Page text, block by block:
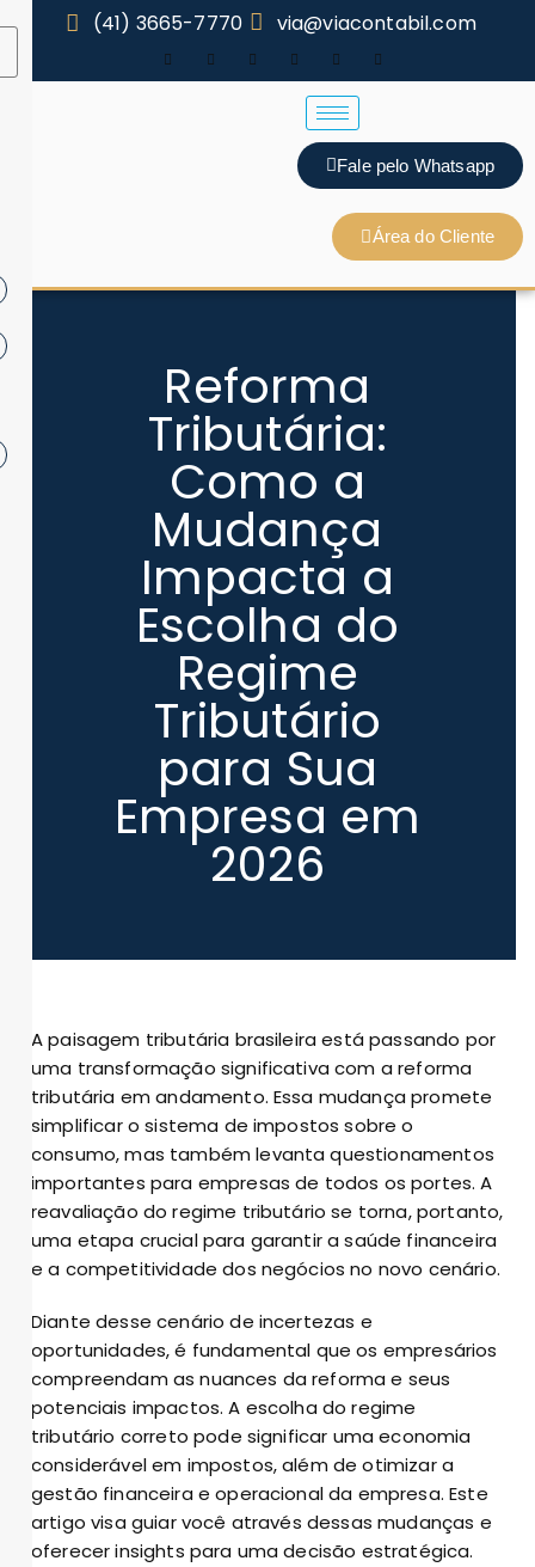
(41) 3665-7770 via@viacontabil.com
Fale pelo Whatsapp
Área do Cliente
Reforma
Tributária:
Como a
Mudança
Impacta a
Escolha do
Regime
Tributário
para Sua
Empresa em
2026
A paisagem tributária brasileira está passando por
uma transformação significativa com a reforma
tributária em andamento. Essa mudança promete
simplificar o sistema de impostos sobre o
consumo, mas também levanta questionamentos
importantes para empresas de todos os portes. A
reavaliação do regime tributário se torna, portanto,
uma etapa crucial para garantir a saúde financeira
e a competitividade dos negócios no novo cenário.
Diante desse cenário de incertezas e
oportunidades, é fundamental que os empresários
compreendam as nuances da reforma e seus
potenciais impactos. A escolha do regime
tributário correto pode significar uma economia
considerável em impostos, além de otimizar a
gestão financeira e operacional da empresa. Este
artigo visa guiar você através dessas mudanças e
oferecer insights para uma decisão estratégica.